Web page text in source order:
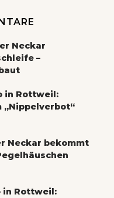
Neckar
–
in Rottweil:
Neckar bekommt
in Rottweil: